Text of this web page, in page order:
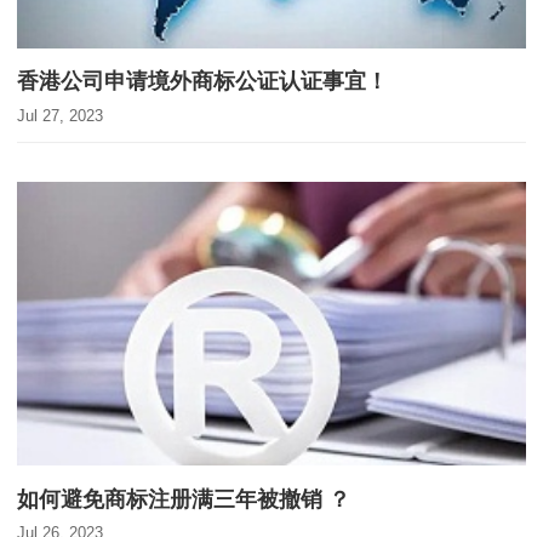
香港公司申请境外商标公证认证事宜！
Jul 27, 2023
如何避免商标注册满三年被撤销 ？
Jul 26, 2023